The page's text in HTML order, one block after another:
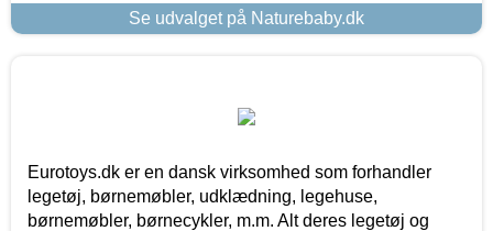
Se udvalget på Naturebaby.dk
Eurotoys.dk er en dansk virksomhed som forhandler
legetøj, børnemøbler, udklædning, legehuse,
børnemøbler, børnecykler, m.m. Alt deres legetøj og